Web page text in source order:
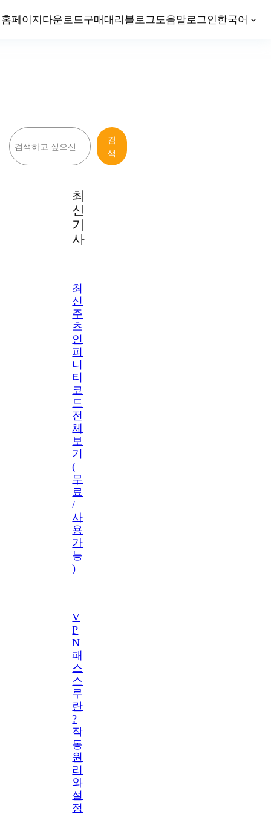
홈페이지다운로드구매대리블로그 도움말로그인한국어
검
색
검
색
최
신
기
사
최
신
주
츠
인
피
니
티
코
드
전
체
보
기
(
무
료
/
사
용
가
능
)
V
P
N
패
스
스
루
란
?
작
동
원
리
와
설
정